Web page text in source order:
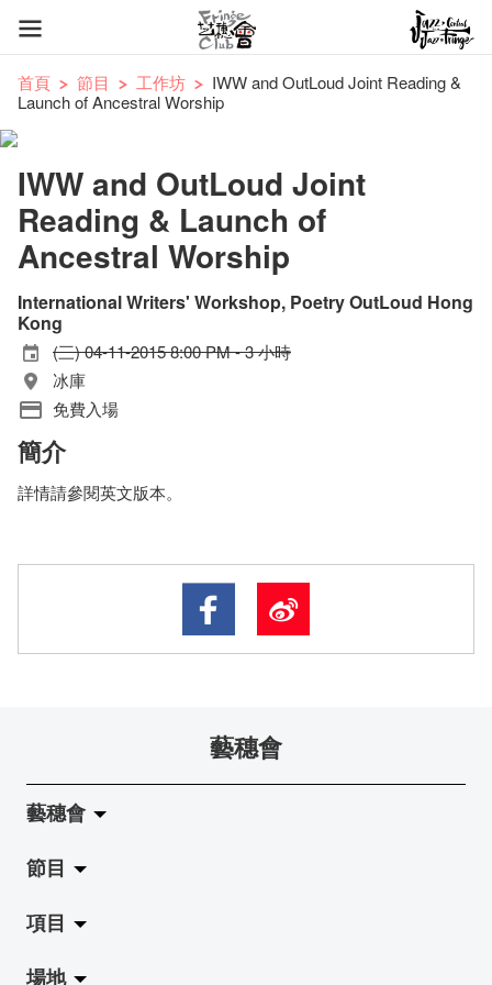
首頁 節目 工作坊
IWW and OutLoud Joint Reading &
Launch of Ancestral Worship
IWW and OutLoud Joint
Reading & Launch of
Ancestral Worship
International Writers' Workshop, Poetry OutLoud Hong
Kong
(三) 04-11-2015 8:00 PM - 3 小時
冰庫
免費入場
簡介
詳情請參閱英文版本。
藝穗會
藝穗會
關於藝穗會
藝穗會的演化
使命與宗旨
節目
拉闊
展覽
項目
Jazz-Go-Central, Jazz-Go-Fringe
場地